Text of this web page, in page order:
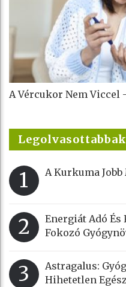
A Vércukor Nem Viccel
Legolvasottabbak
1 A Kurkuma
2
Energiát Adó
Fokozó
3
Astragalus:
Hihetetlen